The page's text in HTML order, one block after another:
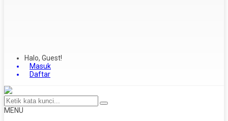
Halo, Guest!
Masuk
Daftar
MENU